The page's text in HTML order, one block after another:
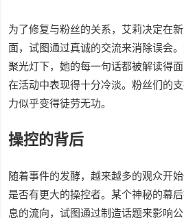
为了修复与粉丝的关系，艾莉决定在
面，试图通过真诚的交流来消除误会
聚光灯下，她的每一句话都被解读得
在活动中表现得十分冷淡。粉丝们的
力似乎变得徒劳无功。
操控的背后
随着事件的发酵，越来越多的观众开
是否有更大的操控者。某个神秘的幕
息的流向，试图通过制造话题来影响公